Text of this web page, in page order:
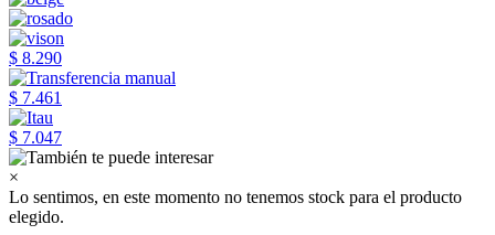
$ 8.290
$ 7.461
$ 7.047
×
Lo sentimos, en este momento no tenemos stock para el producto
elegido.